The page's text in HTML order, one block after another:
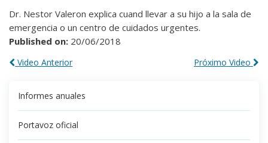
Dr. Nestor Valeron explica cuand llevar a su hijo a la sala de
emergencia o un centro de cuidados urgentes.
Published on: 20/06/2018
Próximo Video
Video Anterior
Informes anuales
Portavoz oficial